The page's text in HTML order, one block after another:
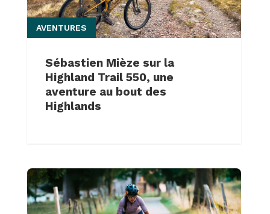
Sébastien Mièze sur la
Highland Trail 550, une
aventure au bout des
Highlands
AVENTURES